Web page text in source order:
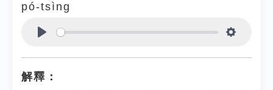
pó-tsìng
解釋：